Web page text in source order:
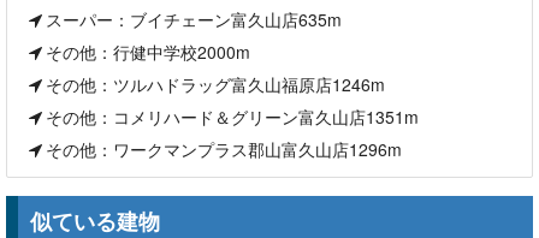
スーパー：ブイチェーン富久山店635m
その他：行健中学校2000m
その他：ツルハドラッグ富久山福原店1246m
その他：コメリハード＆グリーン富久山店1351m
その他：ワークマンプラス郡山富久山店1296m
似ている建物